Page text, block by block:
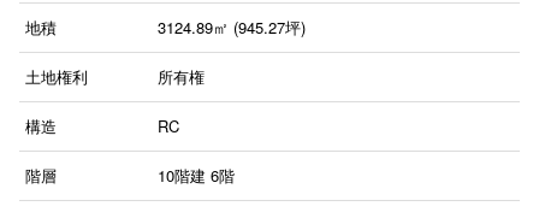
地積 3124.89㎡ (945.27坪)
土地権利 所有権
構造 RC
階層 10階建 6階